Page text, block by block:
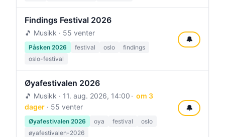
Findings Festival 2026
🎵 Musikk · 55 venter
Påsken 2026 festival oslo
findings
oslo-festival
🔔
Øyafestivalen 2026
🎵 Musikk · 11. aug. 2026, 14:00
om 3
dager · 55 venter
Øyafestivalen 2026 oya festival
oslo
øyafestivalen-2026
🔔